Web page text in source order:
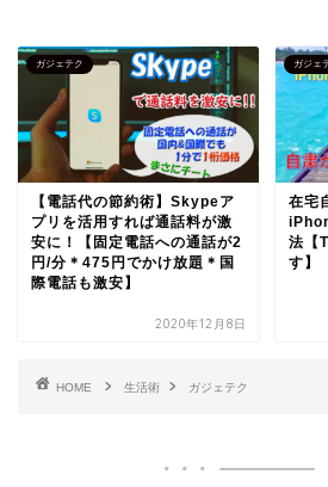
ガジェテク
【電話代の節約術】Skypeア
プリを活用すれば通話料が激
安に！【固定電話への通話が2
円/分＊475円でかけ放題＊国
際電話も激安】
2020年12月8日
ガジェ
在宅
法【
す】
HOME 生活術 ガジェテク